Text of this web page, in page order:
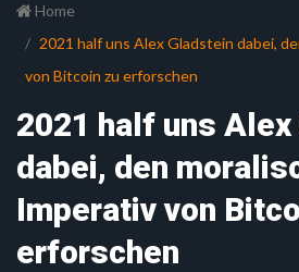
Home
2021 half uns Alex Gladstein dabei,
von Bitcoin zu erforschen
2021 half uns
dabei, den
Imperativ von
erforschen